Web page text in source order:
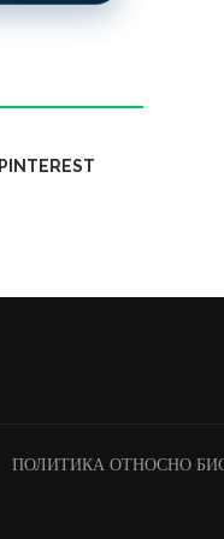
PINTEREST
ПОЛИТИКА ОТНОСНО